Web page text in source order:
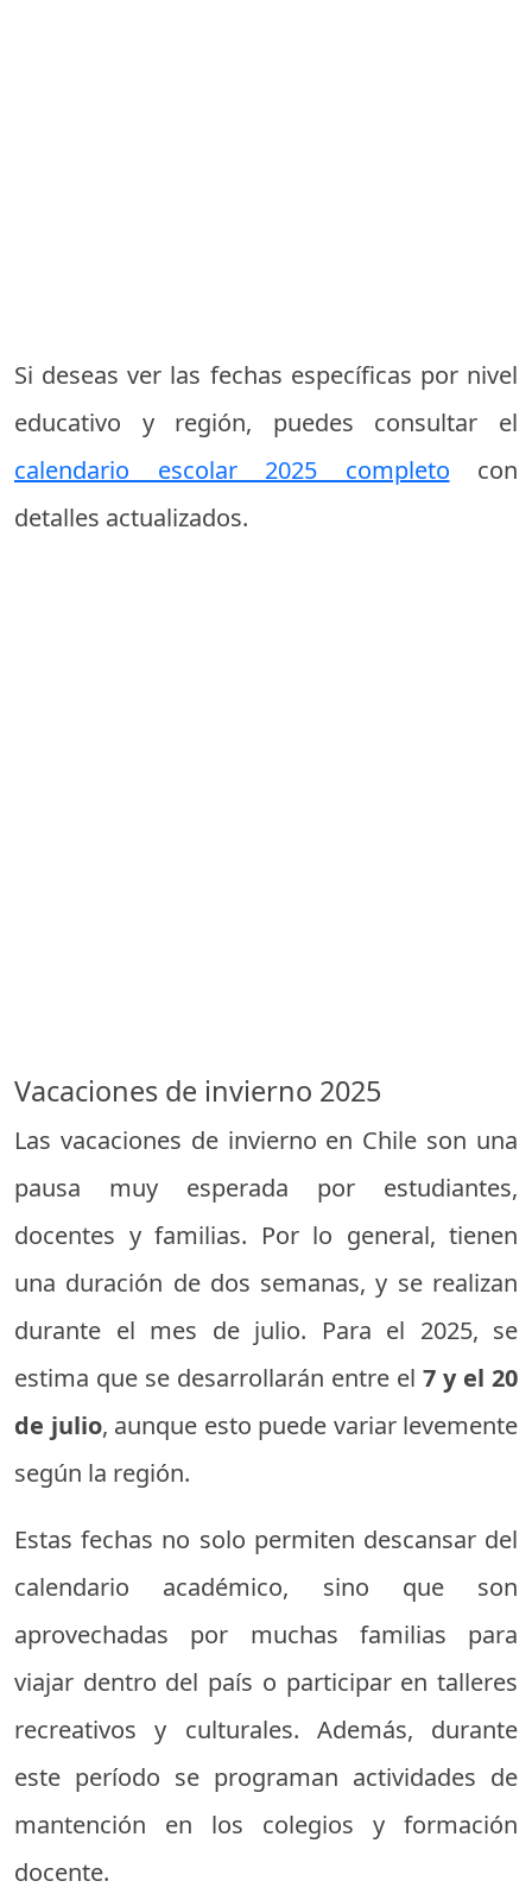
Si deseas ver las fechas específicas por nivel
educativo y región, puedes consultar el
calendario escolar 2025 completo con
detalles actualizados.
Vacaciones de invierno 2025
Las vacaciones de invierno en Chile son una
pausa muy esperada por estudiantes,
docentes y familias. Por lo general, tienen
una duración de dos semanas, y se realizan
durante el mes de julio. Para el 2025, se
estima que se desarrollarán entre el 7 y el 20
de julio, aunque esto puede variar levemente
según la región.
Estas fechas no solo permiten descansar del
calendario académico, sino que son
aprovechadas por muchas familias para
viajar dentro del país o participar en talleres
recreativos y culturales. Además, durante
este período se programan actividades de
mantención en los colegios y formación
docente.